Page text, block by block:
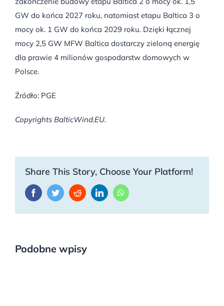
GW do końca 2027 roku, natomiast etapu Baltica 3 o
mocy ok. 1 GW do końca 2029 roku. Dzięki łącznej
mocy 2,5 GW MFW Baltica dostarczy zieloną energię
dla prawie 4 milionów gospodarstw domowych w
Polsce.
Źródło: PGE
Copyrights BalticWind.EU.
Share This Story, Choose Your Platform!
FacebookTwitterRedditLinkedInWhatsApp
Podobne wpisy